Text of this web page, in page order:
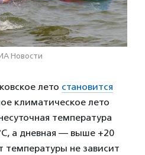
Новости
лето становится
климатическое лето
температура
а дневная — выше +20
температуры не зависит